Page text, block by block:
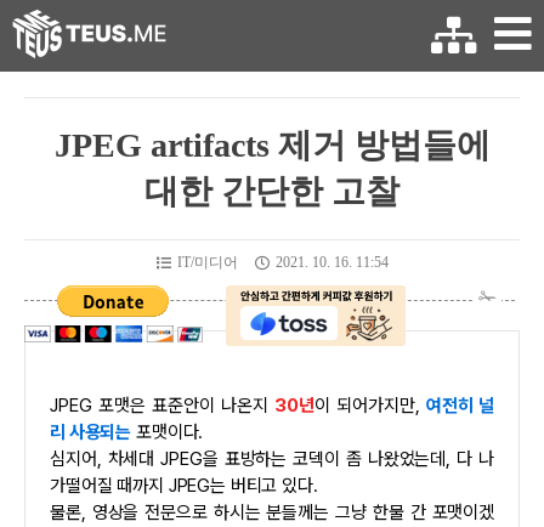
JPEG artifacts 제거 방법들에
대한 간단한 고찰
IT/미디어 2021. 10. 16. 11:54
JPEG 포맷은 표준안이 나온지 30년이 되어가지만,여전히 널
리 사용되는 포맷이다.
심지어, 차세대 JPEG을 표방하는 코덱이 좀 나왔었는데, 다 나
가떨어질 때까지 JPEG는 버티고 있다.
물론, 영상을 전문으로 하시는 분들께는 그냥 한물 간 포맷이겠